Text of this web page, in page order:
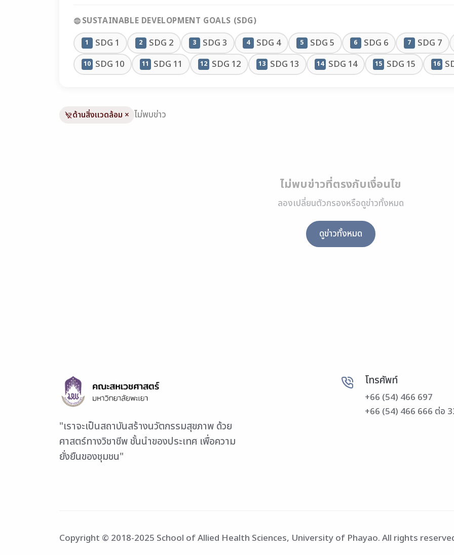
SUSTAINABLE DEVELOPMENT GOALS (SDG)
1 SDG 1 2 SDG 2 3 SDG 3 4 SDG 4 5 SDG 5 6 SDG 6 7 SDG 7
10 SDG 10 11 SDG 11 12 SDG 12 13 SDG 13 14 SDG 14 15 SDG 15 16
ด้านสิ่งแวดล้อม × ไม่พบข่าว
ไม่พบข่าวที่ตรงกับเงื่อนไข
ลองเปลี่ยนตัวกรองหรือดูข่าวทั้งหมด
ดูข่าวทั้งหมด
"เราจะเป็นสถาบันสร้างนวัตกรรมสุขภาพ ด้วย
ศาสตร์ทางวิชาชีพ ชั้นนำของประเทศ เพื่อความ
ยั่งยืนของชุมชน"
โทรศัพท์
+66 (54) 466 697
+66 (54) 466 666 ต่อ
Copyright © 2018-2025 School of Allied Health Sciences, University of Phayao. All rights